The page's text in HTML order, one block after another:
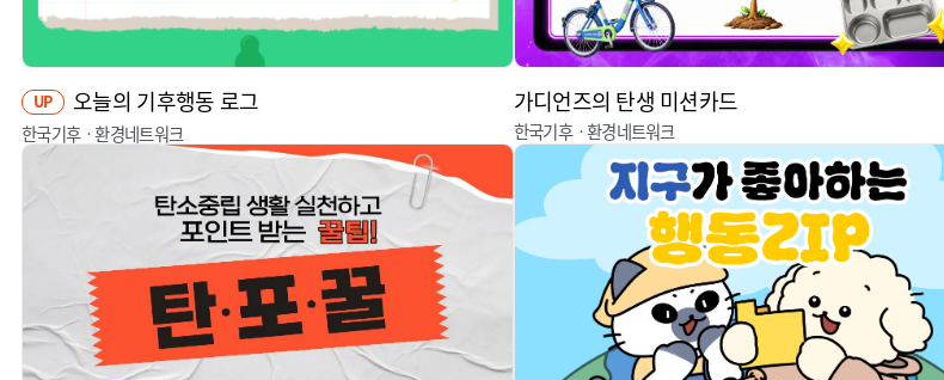
UP 오늘의 기후행동 로그
한국기후ㆍ환경네트워크
가디언즈의 탄생 미션카드
한국기후ㆍ환경네트워크